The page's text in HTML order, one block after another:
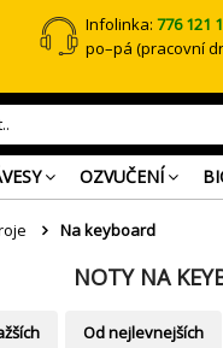
Infolinka:776 121
po–pá (pracovní
OZVUČENÍ
Na keyboard
NOTY NA
Od nejlevnejších